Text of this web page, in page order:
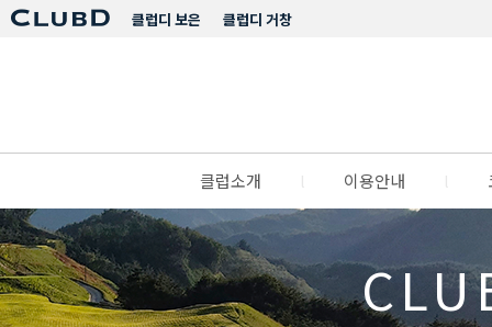
클럽디 거창
클럽디 보은
클럽소개 이용안내